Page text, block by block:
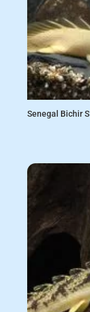
Senegal Bichir S